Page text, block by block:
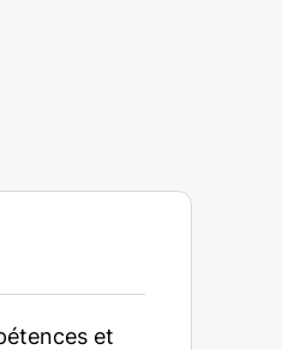
et